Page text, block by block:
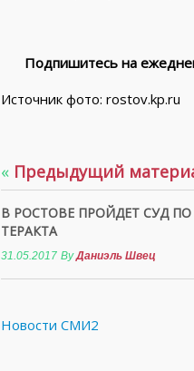
Подпишитесь на
Источник фото: rostov.kp.ru
« Предыдущий
В РОСТОВЕ ПРОЙДЕТ СУД
ТЕРАКТА
31.05.2017 ByДаниэль Швец
Новости СМИ2